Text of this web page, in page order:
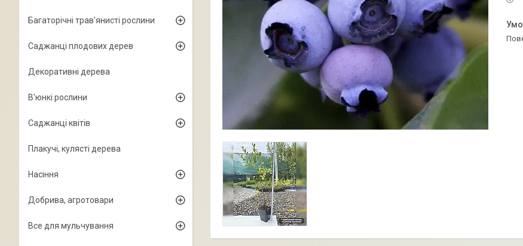
Багаторічні трав'янисті рослини
Саджанці плодових дерев
Декоративні дерева
В'юнкі рослини
Саджанці квітів
Плакучі, кулясті дерева
Насіння
Добрива, агротовари
Все для мульчування